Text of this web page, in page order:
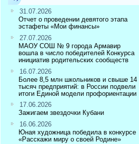
31.07.2026
Отчет о проведении девятого этапа
эстафеты «Мои финансы»
27.07.2026
МАОУ СОШ № 9 города Армавир
вошла в число победителей Конкурса
инициатив родительских сообществ
16.07.2026
Более 8,5 млн школьников и свыше 14
тысяч предприятий: в России подвели
итоги Единой модели профориентации
17.06.2026
Зажигаем звездочки Кубани
16.06.2026
Юная художница победила в конкурсе
«Расскажи миру о своей Родине»